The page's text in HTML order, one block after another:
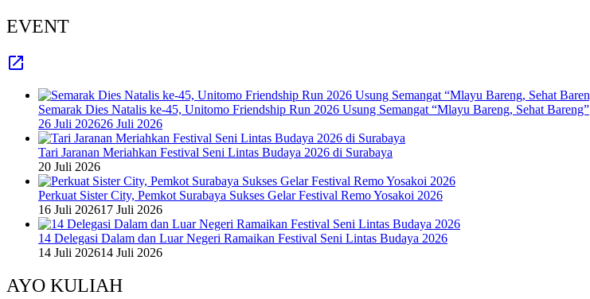
EVENT
Semarak Dies Natalis ke-45, Unitomo Friendship Run 2026 Usung Semangat “Mlayu Bareng, Sehat Bareng”
26 Juli 202626 Juli 2026
Tari Jaranan Meriahkan Festival Seni Lintas Budaya 2026 di Surabaya
20 Juli 2026
Perkuat Sister City, Pemkot Surabaya Sukses Gelar Festival Remo Yosakoi 2026
16 Juli 202617 Juli 2026
14 Delegasi Dalam dan Luar Negeri Ramaikan Festival Seni Lintas Budaya 2026
14 Juli 202614 Juli 2026
AYO KULIAH